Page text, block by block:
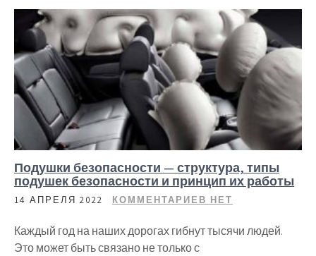
Подушки безопасности — структура, типы
подушек безопасности и принцип их работы
14 АПРЕЛЯ 2022 КОММЕНТАРИЕВ НЕТ
Каждый год на наших дорогах гибнут тысячи людей.
Это может быть связано не только с